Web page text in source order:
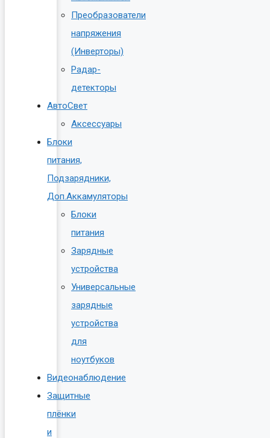
Преобразователи
напряжения
(Инверторы)
Радар-
детекторы
АвтоСвет
Аксессуары
Блоки
питания,
Подзарядники,
Доп.Аккамуляторы
Блоки
питания
Зарядные
устройства
Универсальные
зарядные
устройства
для
ноутбуков
Видеонаблюдение
Защитные
плёнки
и